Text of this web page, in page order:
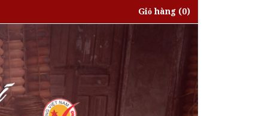
Giỏ hàng (0)